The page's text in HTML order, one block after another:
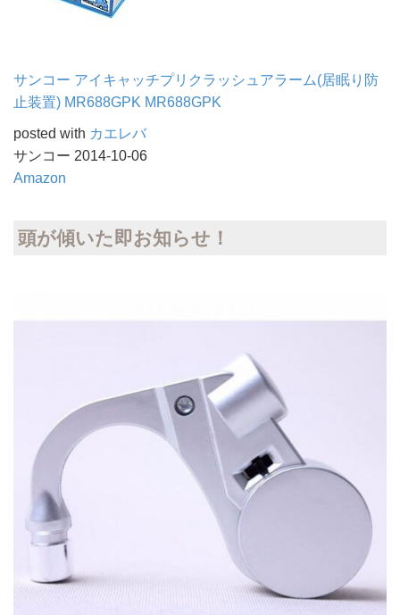
サンコー アイキャッチプリクラッシュアラーム(居眠り防
止装置) MR688GPK MR688GPK
posted with カエレバ
サンコー 2014-10-06
Amazon
頭が傾いた即お知らせ！